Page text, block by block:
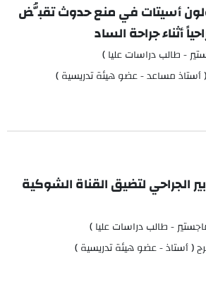
أسيتات في منع حدوث تقبُّض
أثناء جراحة الساد
- طالب دراسات عليا )
أستاذ مساعد - عضو هيئة تدريسية )
الجراحي لتضيق القناة الشوكية
- طالب دراسات عليا )
( أستاذ - عضو هيئة تدريسية )